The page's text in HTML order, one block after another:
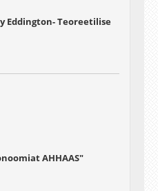
Eddington- Teoreetilise
AHHAAS"